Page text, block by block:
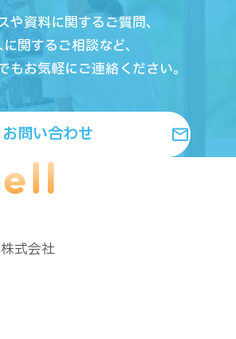
や資料に関するご質問、
関するご相談など、
もお気軽にご連絡ください。
お問い合わせ
式会社